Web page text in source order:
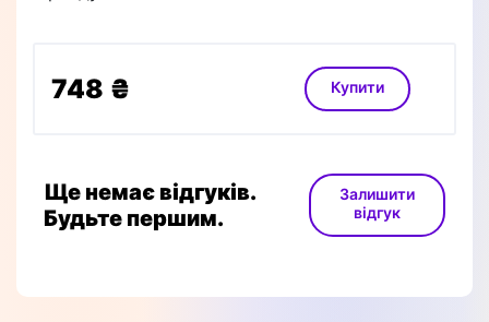
748 ₴ Купити
Ще немає відгуків.
Будьте першим.
Залишити
відгук